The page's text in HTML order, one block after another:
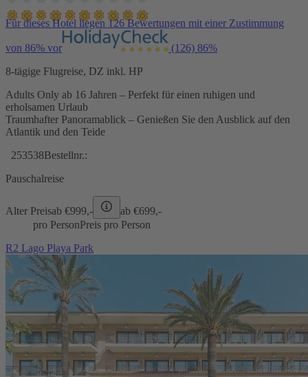
Für dieses Hotel liegen 126 Bewertungen mit einer Zustimmung
von 86% vor (126) 86%
8-tägige Flugreise, DZ inkl. HP
Adults Only ab 16 Jahren – Perfekt für einen ruhigen und
erholsamen Urlaub
Traumhafter Panoramablick – Genießen Sie den Ausblick auf den
Atlantik und den Teide
253538Bestellnr.:
Pauschalreise
Alter Preisab €999,- ab €699,-
pro PersonPreis pro Person
R2 Lago Playa Park